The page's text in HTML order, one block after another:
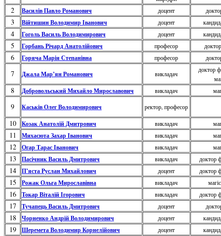
2 Василів Павло Романович доцент
3 Війтишин Володимир Іванович доцент
4 Гоголь Василь Володимирович доцент
5 Горбань Річард Анатолійович професор
6 Горяча Марія Степанівна професор
7 Джала Мар’ян Романович викладач
доктор
8 Добровольський Михайло Мирославович викладач
9 Каськів Олег Володимирович ректор, професор
10 Козак Анатолій Дмитрович викладач
11 Михасюта Захар Іванович викладач
12 Огар Тарас Іванович викладач
13 Пасічник Василь Дмитрович викладач доктор
14 П’яста Руслан Михайлович доцент доктор
15 Рожак Ольга Мирославівна викладач
16 Токар Віталій Ігорович викладач доктор
17 Тучапець Василь Дмитрович доцент
18 Чорненко Андрій Володимирович доцент
19 Шеремета Володимир Корнелійович доцент